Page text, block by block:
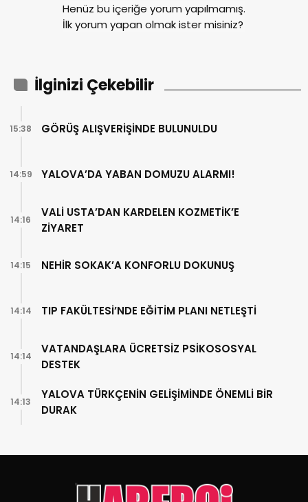
Henüz bu içeriğe yorum yapılmamış.
İlk yorum yapan olmak ister misiniz?
İlginizi Çekebilir
GÖRÜŞ ALIŞVERİŞİNDE BULUNULDU
15:38
YALOVA’DA YABAN DOMUZU ALARMI!
14:59
VALİ USTA’DAN KARDELEN KOZMETİK’E
ZİYARET
14:16
NEHİR SOKAK’A KONFORLU DOKUNUŞ
14:15
TIP FAKÜLTESİ’NDE EĞİTİM PLANI NETLEŞTİ
14:14
VATANDAŞLARA ÜCRETSİZ PSİKOSOSYAL
DESTEK
14:14
YALOVA TÜRKÇENİN GELİŞİMİNDE ÖNEMLİ BİR
DURAK
14:13